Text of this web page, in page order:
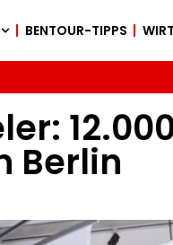
BENTOUR-TIPPS
Berlin